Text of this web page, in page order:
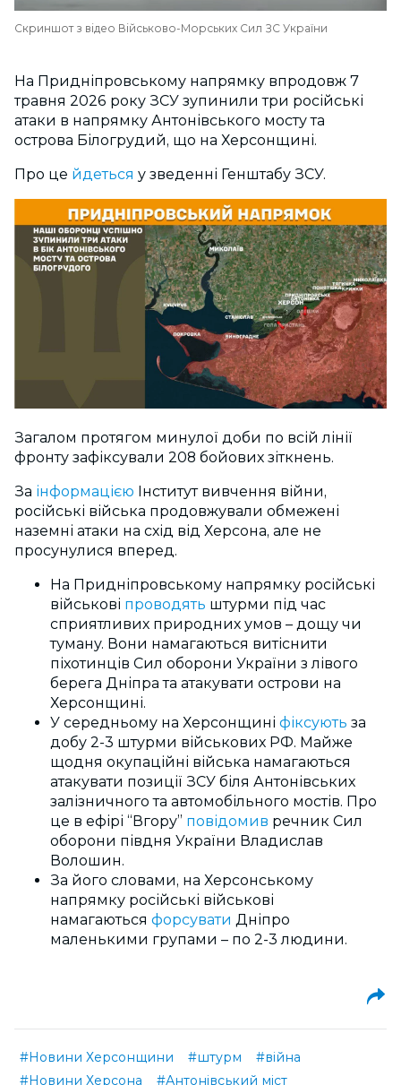
Скриншот з відео Військово-Морських Сил ЗС України
На Придніпровському напрямку впродовж 7
травня 2026 року ЗСУ зупинили три російські
атаки в напрямку Антонівського мосту та
острова Білогрудий, що на Херсонщині.
Про це йдеться у зведенні Генштабу ЗСУ.
Загалом протягом минулої доби по всій лінії
фронту зафіксували 208 бойових зіткнень.
За інформацією Інститут вивчення війни,
російські війська продовжували обмежені
наземні атаки на схід від Херсона, але не
просунулися вперед.
На Придніпровському напрямку російські
військові проводять штурми під час
сприятливих природних умов – дощу чи
туману. Вони намагаються витіснити
піхотинців Сил оборони України з лівого
берега Дніпра та атакувати острови на
Херсонщині.
У середньому на Херсонщині фіксують за
добу 2-3 штурми військових РФ. Майже
щодня окупаційні війська намагаються
атакувати позиції ЗСУ біля Антонівських
залізничного та автомобільного мостів. Про
це в ефірі “Вгору” повідомив речник Сил
оборони півдня України Владислав
Волошин.
За його словами, на Херсонському
напрямку російські військові
намагаються форсувати Дніпро
маленькими групами – по 2-3 людини.
#Новини Херсонщини #штурм
#війна
#Новини Херсона
#Антонівський міст